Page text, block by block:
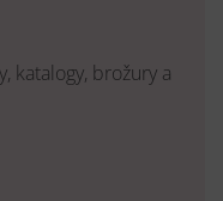
katalogy, brožury a